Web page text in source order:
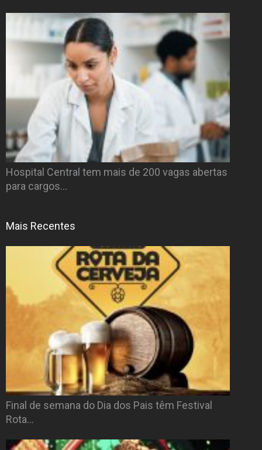
Hospital Central tem mais de 200 vagas abertas
para cargos…
Mais Recentes
Final de semana do Dia dos Pais têm Festival
Rota…